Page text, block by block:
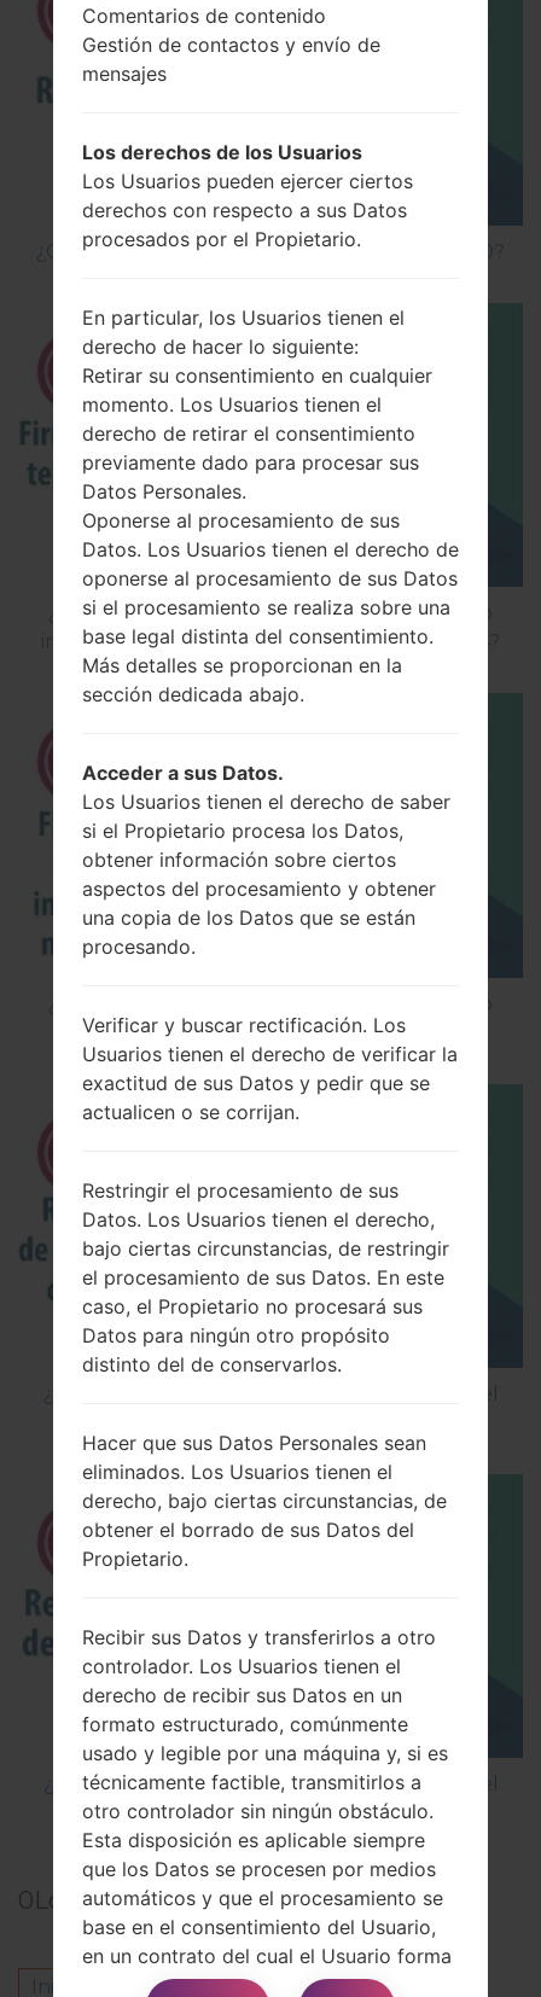
¿Cómo hacer Reinicio Completo en LG G5 H850?
¿Cómo instalar Firmware Oficial en el teléfono
inteligente de LG mediante LG Flash Tool 2014?
¿Cómo instalar Firmware Oficial en el teléfono
inteligente de LG mediante LG UP?
¿Cómo restablecer datos de fábrica a través del
¿Cómo restablecer datos de fábrica a través del
menú en LG G5 H850?
0Los comentarios
Inicie la sesiónpara dejar su comentario.
Comentarios de contenido
Gestión de contactos y envío de
mensajes
Los derechos de los Usuarios
Los Usuarios pueden ejercer ciertos
derechos con respecto a sus Datos
procesados por el Propietario.
En particular, los Usuarios tienen el
derecho de hacer lo siguiente:
Retirar su consentimiento en cualquier
momento. Los Usuarios tienen el
derecho de retirar el consentimiento
previamente dado para procesar sus
Datos Personales.
Oponerse al procesamiento de sus
Datos. Los Usuarios tienen el derecho de
oponerse al procesamiento de sus Datos
si el procesamiento se realiza sobre una
base legal distinta del consentimiento.
Más detalles se proporcionan en la
sección dedicada abajo.
Acceder a sus Datos.
Los Usuarios tienen el derecho de saber
si el Propietario procesa los Datos,
obtener información sobre ciertos
aspectos del procesamiento y obtener
una copia de los Datos que se están
procesando.
Verificar y buscar rectificación. Los
Usuarios tienen el derecho de verificar la
exactitud de sus Datos y pedir que se
actualicen o se corrijan.
Restringir el procesamiento de sus
Datos. Los Usuarios tienen el derecho,
bajo ciertas circunstancias, de restringir
el procesamiento de sus Datos. En este
caso, el Propietario no procesará sus
Datos para ningún otro propósito
distinto del de conservarlos.
Hacer que sus Datos Personales sean
eliminados. Los Usuarios tienen el
derecho, bajo ciertas circunstancias, de
obtener el borrado de sus Datos del
Propietario.
Recibir sus Datos y transferirlos a otro
controlador. Los Usuarios tienen el
derecho de recibir sus Datos en un
formato estructurado, comúnmente
usado y legible por una máquina y, si es
técnicamente factible, transmitirlos a
otro controlador sin ningún obstáculo.
Esta disposición es aplicable siempre
que los Datos se procesen por medios
automáticos y que el procesamiento se
base en el consentimiento del Usuario,
en un contrato del cual el Usuario forma
parte o en obligaciones